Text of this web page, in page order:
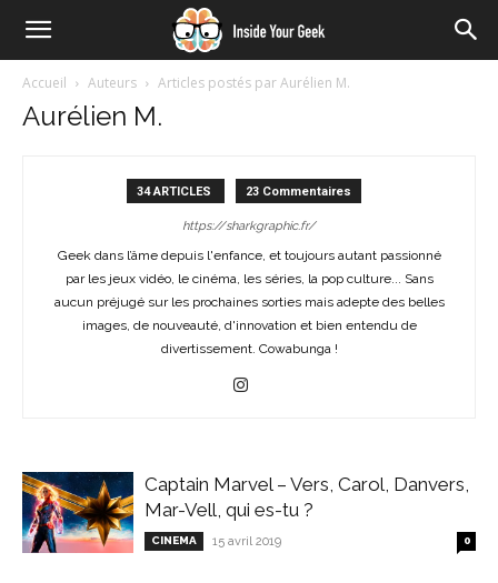
Accueil Auteurs Articles postés par Aurélien M.
Aurélien M.
34 ARTICLES 23 Commentaires
https://sharkgraphic.fr/
Geek dans l’âme depuis l'enfance, et toujours autant passionné
par les jeux vidéo, le cinéma, les séries, la pop culture... Sans
aucun préjugé sur les prochaines sorties mais adepte des belles
images, de nouveauté, d'innovation et bien entendu de
divertissement. Cowabunga !
Captain Marvel – Vers, Carol, Danvers,
Mar-Vell, qui es-tu ?
CINEMA 15 avril 2019 0